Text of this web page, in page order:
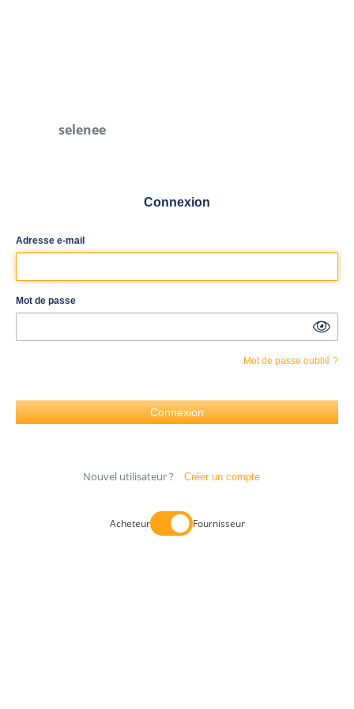
selenee
Connexion
Adresse e-mail
Mot de passe
Mot de passe oublié ?
Nouvel utilisateur ? Créer un compte
Acheteur Fournisseur